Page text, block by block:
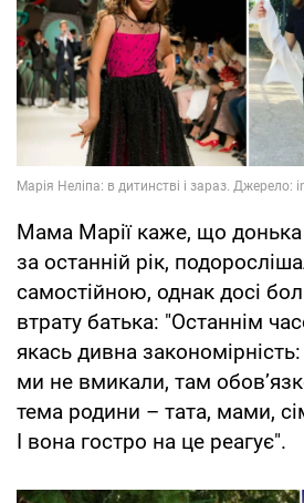
Мама Марії каже, що
за останній рік,
самостійною, однак досі
втрату батька: "Останнім
якась дивна
ми не вмикали, там
тема родини – тата, мами,
І вона гостро на це реагує".